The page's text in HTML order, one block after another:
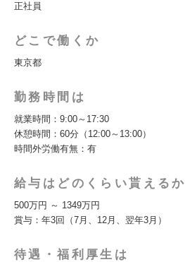
正社員
どこで働くか
東京都
勤務時間は
就業時間：9:00～17:30
休憩時間：60分（12:00～13:00）
時間外労働有無：有
給与はどのくらい貰えるか
500万円 ～ 1349万円
賞与：年3回（7月、12月、翌年3月）
待遇・福利厚生は